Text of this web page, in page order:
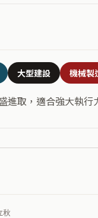
大型建設 機械製
進取，適合強大執行
秋